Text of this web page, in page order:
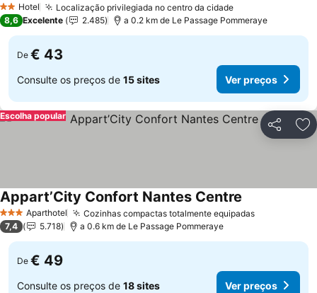
2 Estrelas
Hotel Localização privilegiada no centro da cidade
8,6 Excelente 2.485 a 0.2 km de Le Passage Pommeraye
De € 43
Consulte os preços de 15 sites Ver preços
Partilhar
Escolha popular
3 EstrelasAparthotel Cozinhas compactas totalmente equipadas
Appart’City Confort Nantes Centre
7,4 5.718 a 0.6 km de Le Passage Pommeraye
De € 49
Consulte os preços de 18 sites Ver preços